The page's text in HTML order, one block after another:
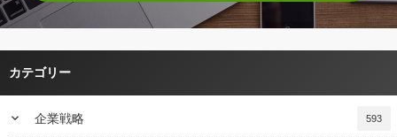
カテゴリー
keyboard_arrow_down 企業戦略 593